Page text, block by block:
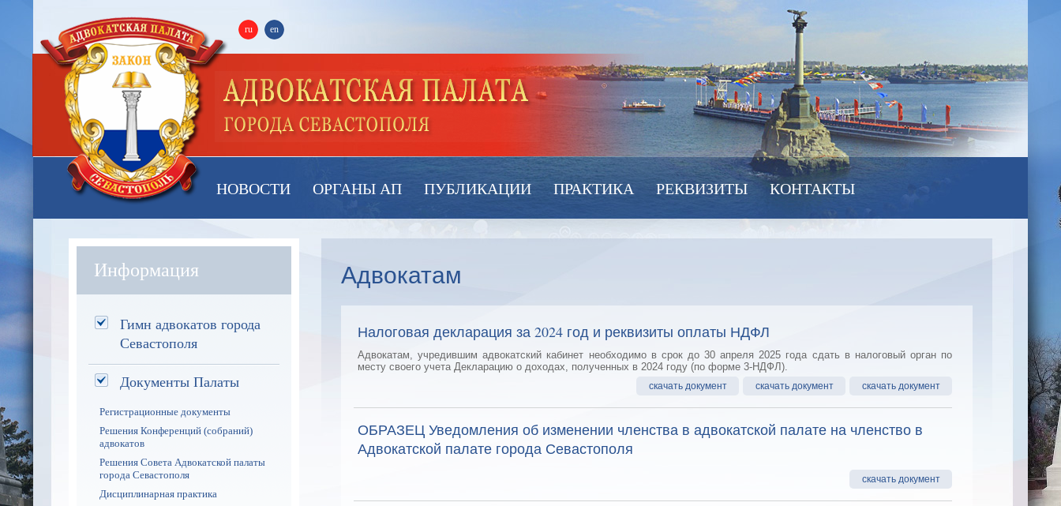
ru en
НОВОСТИ ОРГАНЫ АП ПУБЛИКАЦИИ ПРАКТИКА РЕКВИЗИТЫ КОНТАКТЫ
Адвокатам
Налоговая декларация за 2024 год и реквизиты оплаты НДФЛ
Адвокатам, учредившим адвокатский кабинет необходимо в срок до 30 апреля 2025 года сдать в налоговый орган по
месту своего учета Декларацию о доходах, полученных в 2024 году (по форме 3-НДФЛ).
скачать документ
скачать документ
скачать документ
ОБРАЗЕЦ Уведомления об изменении членства в адвокатской палате на членство в
Адвокатской палате города Севастополя
скачать документ
Информация
Гимн адвокатов города
Севастополя
Документы Палаты
Регистрационные документы
Решения Конференций (собраний)
адвокатов
Решения Совета Адвокатской палаты
города Севастополя
Дисциплинарная практика